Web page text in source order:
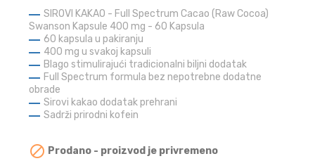
SIROVI KAKAO - Full Spectrum Cacao (Raw Cocoa)
Swanson Kapsule 400 mg - 60 Kapsula
60 kapsula u pakiranju
400 mg u svakoj kapsuli
Blago stimulirajući tradicionalni biljni dodatak
Full Spectrum formula bez nepotrebne dodatne
obrade
Sirovi kakao dodatak prehrani
Sadrži prirodni kofein
 Prodano - proizvod je privremeno